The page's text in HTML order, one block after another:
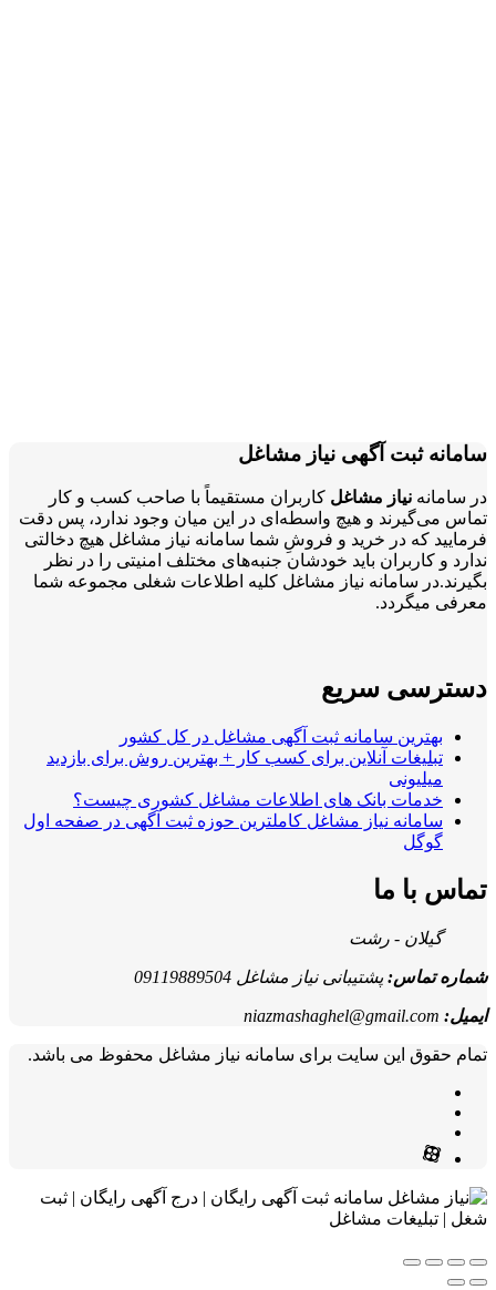
سامانه ثبت آگهی نیاز مشاغل
در سامانه نیاز مشاغلکاربران مستقیماً با صاحب کسب و کار
تماس می‌گیرند و هیچ واسطه‌ای در این میان وجود ندارد، پس دقت
فرمایید که در خرید و فروشِ شما سامانه نیاز مشاغل هیچ دخالتی
ندارد و کاربران باید خودشان جنبه‌های مختلف امنیتی را در نظر
بگیرند.در سامانه نیاز مشاغل کلیه اطلاعات شغلی مجموعه شما
معرفی میگردد.
دسترسی سریع
بهترین سامانه ثبت آگهی مشاغل در کل کشور
تبلیغات آنلاین برای کسب کار + بهترین روش برای بازدید
میلیونی
خدمات بانک های اطلاعات مشاغل کشوری چیست؟
سامانه نیاز مشاغل کاملترین حوزه ثبت آگهی در صفحه اول
گوگل
تماس با ما
گیلان - رشت
شماره تماس:پشتیبانی نیاز مشاغل 09119889504
ایمیل: niazmashaghel@gmail.com
تمام حقوق این سایت برای سامانه نیاز مشاغل محفوظ می باشد.